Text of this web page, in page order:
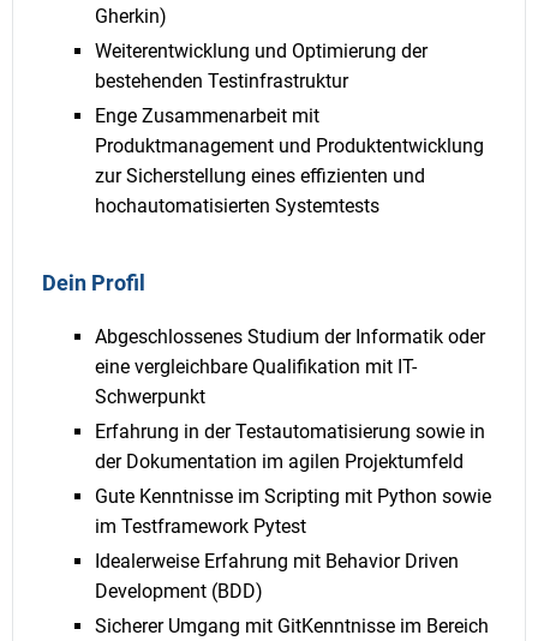
Gherkin)
Weiterentwicklung und Optimierung der
bestehenden Testinfrastruktur
Enge Zusammenarbeit mit
Produktmanagement und Produktentwicklung
zur Sicherstellung eines effizienten und
hochautomatisierten Systemtests
Dein Profil
Abgeschlossenes Studium der Informatik oder
eine vergleichbare Qualifikation mit IT-
Schwerpunkt
Erfahrung in der Testautomatisierung sowie in
der Dokumentation im agilen Projektumfeld
Gute Kenntnisse im Scripting mit Python sowie
im Testframework Pytest
Idealerweise Erfahrung mit Behavior Driven
Development (BDD)
Sicherer Umgang mit GitKenntnisse im Bereich